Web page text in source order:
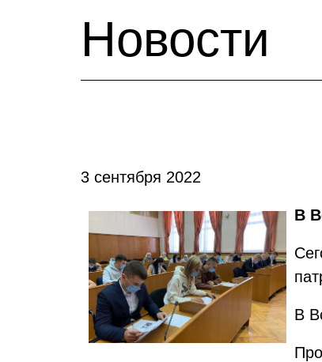
Новости
3 сентября 2022
В
В